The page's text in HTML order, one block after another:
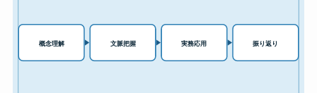
概念理解 文脈把握 実務応用 振り返り